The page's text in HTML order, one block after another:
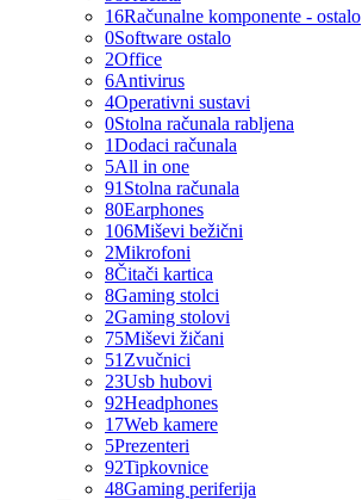
16Računalne komponente - ostalo
0Software ostalo
2Office
6Antivirus
4Operativni sustavi
0Stolna računala rabljena
1Dodaci računala
5All in one
91 Stolna računala
80Earphones
106Miševi bežični
2Mikrofoni
8Čitači kartica
8Gaming stolci
2Gaming stolovi
75Miševi žičani
51 Zvučnici
23Usb hubovi
92Headphones
17Web kamere
5Prezenteri
92Tipkovnice
48Gaming periferija